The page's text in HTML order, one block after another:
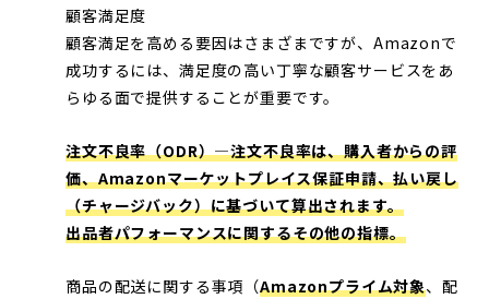
顧客満足度
顧客満足を高める要因はさまざまですが、Amazonで
成功するには、満足度の高い丁寧な顧客サービスをあ
らゆる面で提供することが重要です。
注文不良率（ODR）—注文不良率は、購入者からの評
価、Amazonマーケットプレイス保証申請、払い戻し
（チャージバック）に基づいて算出されます。
出品者パフォーマンスに関するその他の指標。
商品の配送に関する事項（Amazonプライム対象、配